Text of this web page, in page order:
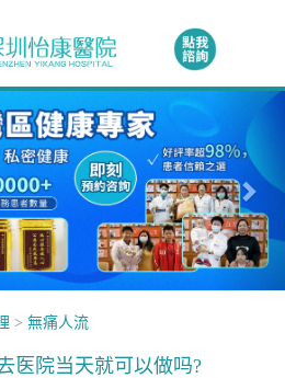
> 無痛人流
医院当天就可以做吗?